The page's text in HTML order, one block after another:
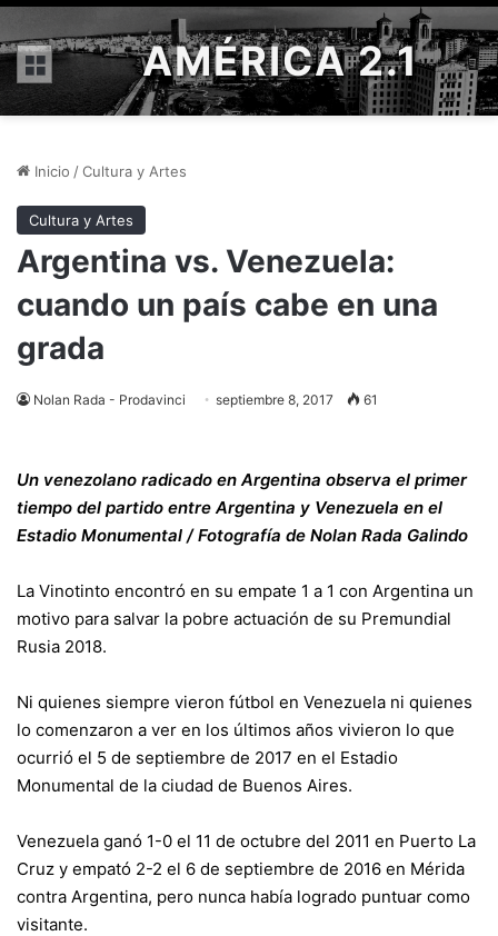
Menú AMÉRICA 2.1
Inicio /Cultura y Artes
Cultura y Artes
Argentina vs. Venezuela:
cuando un país cabe en una
grada
Nolan Rada - Prodavinci septiembre 8, 2017 61
Un venezolano radicado en Argentina observa el primer
tiempo del partido entre Argentina y Venezuela en el
Estadio Monumental / Fotografía de Nolan Rada Galindo
La Vinotinto encontró en su empate 1 a 1 con Argentina un
motivo para salvar la pobre actuación de su Premundial
Rusia 2018.
Ni quienes siempre vieron fútbol en Venezuela ni quienes
lo comenzaron a ver en los últimos años vivieron lo que
ocurrió el 5 de septiembre de 2017 en el Estadio
Monumental de la ciudad de Buenos Aires.
Venezuela ganó 1-0 el 11 de octubre del 2011 en Puerto La
Cruz y empató 2-2 el 6 de septiembre de 2016 en Mérida
contra Argentina, pero nunca había logrado puntuar como
visitante.